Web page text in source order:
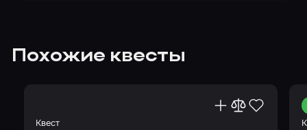
Похожие квесты
Квест